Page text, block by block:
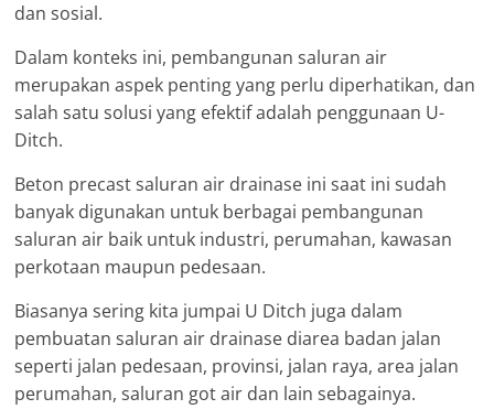
dan sosial.
Dalam konteks ini, pembangunan saluran air
merupakan aspek penting yang perlu diperhatikan, dan
salah satu solusi yang efektif adalah penggunaan U-
Ditch.
Beton precast saluran air drainase ini saat ini sudah
banyak digunakan untuk berbagai pembangunan
saluran air baik untuk industri, perumahan, kawasan
perkotaan maupun pedesaan.
Biasanya sering kita jumpai U Ditch juga dalam
pembuatan saluran air drainase diarea badan jalan
seperti jalan pedesaan, provinsi, jalan raya, area jalan
perumahan, saluran got air dan lain sebagainya.